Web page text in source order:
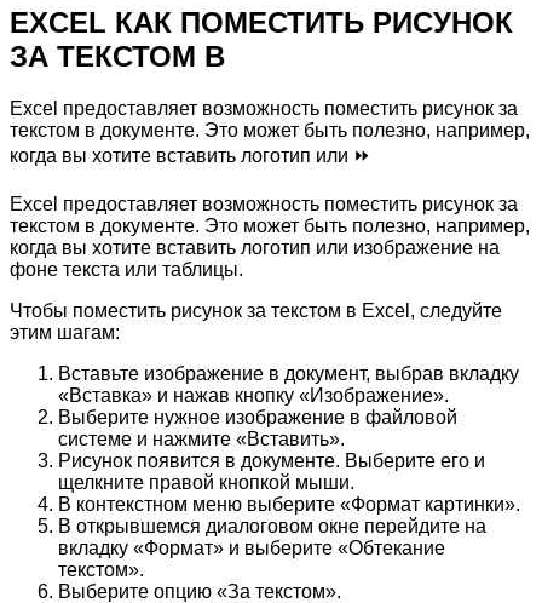
EXCEL КАК ПОМЕСТИТЬ РИСУНОК
ЗА ТЕКСТОМ В
Excel предоставляет возможность поместить рисунок за
текстом в документе. Это может быть полезно, например,
когда вы хотите вставить логотип или ⏩
Excel предоставляет возможность поместить рисунок за
текстом в документе. Это может быть полезно, например,
когда вы хотите вставить логотип или изображение на
фоне текста или таблицы.
Чтобы поместить рисунок за текстом в Excel, следуйте
этим шагам:
Вставьте изображение в документ, выбрав вкладку
«Вставка» и нажав кнопку «Изображение».
Выберите нужное изображение в файловой
системе и нажмите «Вставить».
Рисунок появится в документе. Выберите его и
щелкните правой кнопкой мыши.
В контекстном меню выберите «Формат картинки».
В открывшемся диалоговом окне перейдите на
вкладку «Формат» и выберите «Обтекание
текстом».
Выберите опцию «За текстом».